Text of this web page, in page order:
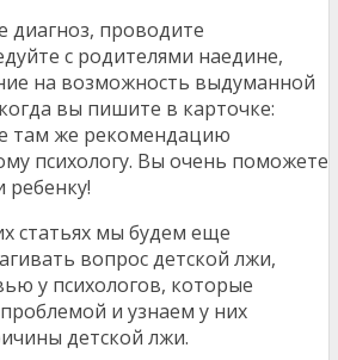
диагноз, проводите
с родителями наедине,
на возможность выдуманной
вы пишите в карточке:
там же рекомендацию
психологу. Вы очень поможете
ребенку!
статьях мы будем еще
вопрос детской лжи,
у психологов, которые
и узнаем у них
детской лжи.